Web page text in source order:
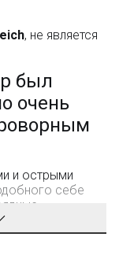
, не является
был
очень
и острыми
себе